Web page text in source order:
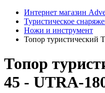
Интернет магазин
Туристическое
Ножи и инструмент
Топор туристический
Топор
45 - UTRA-